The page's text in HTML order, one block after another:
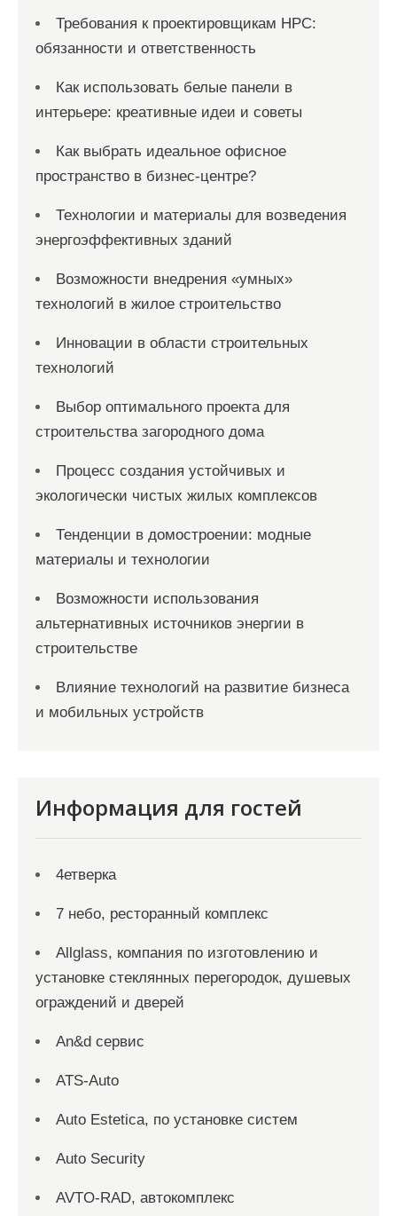
Требования к проектировщикам НРС:
обязанности и ответственность
Как использовать белые панели в
интерьере: креативные идеи и советы
Как выбрать идеальное офисное
пространство в бизнес-центре?
Технологии и материалы для возведения
энергоэффективных зданий
Возможности внедрения «умных»
технологий в жилое строительство
Инновации в области строительных
технологий
Выбор оптимального проекта для
строительства загородного дома
Процесс создания устойчивых и
экологически чистых жилых комплексов
Тенденции в домостроении: модные
материалы и технологии
Возможности использования
альтернативных источников энергии в
строительстве
Влияние технологий на развитие бизнеса
и мобильных устройств
Информация для гостей
4етверка
7 небо, ресторанный комплекс
Allglass, компания по изготовлению и
установке стеклянных перегородок, душевых
ограждений и дверей
An&d сервис
ATS-Auto
Auto Estetica, по установке систем
Auto Security
AVTO-RAD, автокомплекс